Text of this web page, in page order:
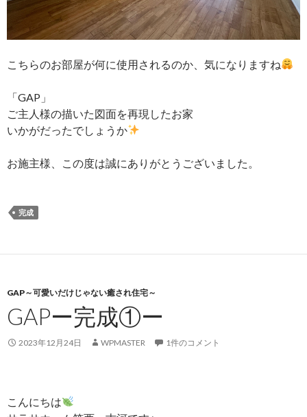
こちらのお部屋が何に使用されるのか、気になりますね
「GAP」
ご主人様の描いた図面を再現したお家
いかがだったでしょうか
お施主様、この度は誠にありがとうございました。
完成
GAP～可愛いだけじゃない癒され住宅～
GAPー完成①ー
2023年12月24日 WPMASTER 1件のコメント
こんにちは